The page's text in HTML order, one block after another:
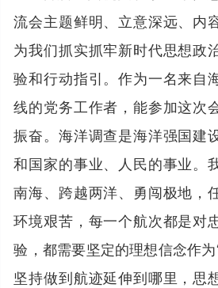
流会主题鲜明、立意深远、内
为我们抓实抓牢新时代思想政
验和行动指引。作为一名来自
线的党务工作者，能参加这次
振奋。海洋调查是海洋强国建
和国家的事业、人民的事业。
南海、跨越两洋、勇闯极地，
环境艰苦，每一个航次都是对
验，都需要坚定的理想信念作
坚持做到航迹延伸到哪里，思